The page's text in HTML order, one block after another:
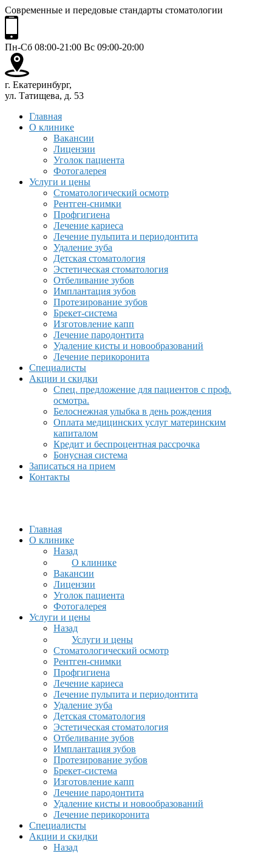
Современные и передовые стандарты стоматологии
Пн-Сб 08:00-21:00 Вс 09:00-20:00
г. Екатеринбург,
ул. Татищева, д. 53
Главная
О клинике
Вакансии
Лицензии
Уголок пациента
Фотогалерея
Услуги и цены
Стоматологический осмотр
Рентген-снимки
Профгигиена
Лечение кариеса
Лечение пульпита и периодонтита
Удаление зуба
Детская стоматология
Эстетическая стоматология
Отбеливание зубов
Имплантация зубов
Протезирование зубов
Брекет-система
Изготовление капп
Лечение пародонтита
Удаление кисты и новообразований
Лечение перикоронита
Специалисты
Акции и скидки
Спец. предложение для пациентов с проф.
осмотра.
Белоснежная улыбка в день рождения
Оплата медицинских услуг материнским
капиталом
Кредит и беспроцентная рассрочка
Бонусная система
Записаться на прием
Контакты
Главная
О клинике
Назад
О клинике
Вакансии
Лицензии
Уголок пациента
Фотогалерея
Услуги и цены
Назад
Услуги и цены
Стоматологический осмотр
Рентген-снимки
Профгигиена
Лечение кариеса
Лечение пульпита и периодонтита
Удаление зуба
Детская стоматология
Эстетическая стоматология
Отбеливание зубов
Имплантация зубов
Протезирование зубов
Брекет-система
Изготовление капп
Лечение пародонтита
Удаление кисты и новообразований
Лечение перикоронита
Специалисты
Акции и скидки
Назад